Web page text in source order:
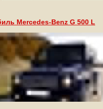
Mercedes-Benz G 500 L